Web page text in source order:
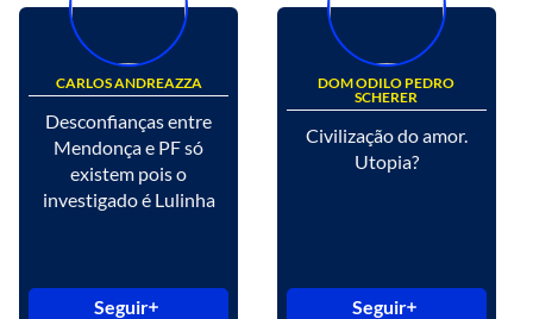
CARLOS ANDREAZZA
Desconfianças entre
Mendonça e PF só
existem pois o
investigado é Lulinha
Seguir
DOM ODILO PEDRO
SCHERER
Civilização do amor.
Utopia?
Seguir